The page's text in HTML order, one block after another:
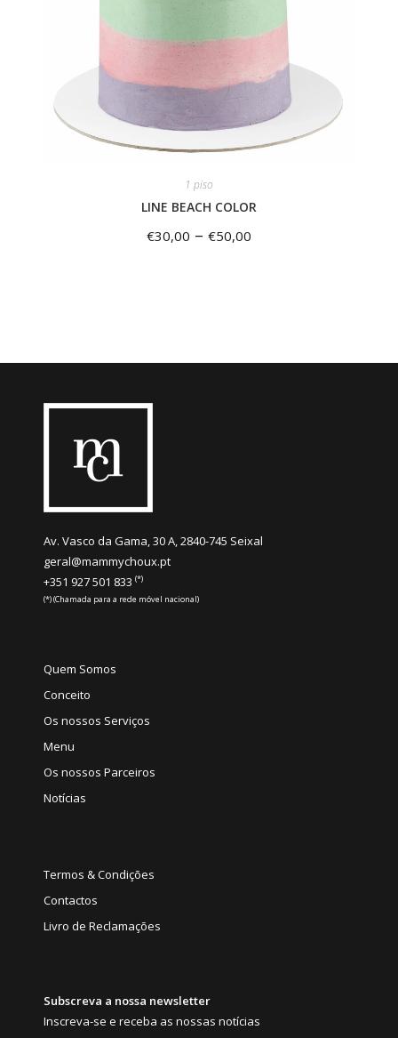
1 piso
LINE BEACH COLOR
€30,00 – €50,00
Av. Vasco da Gama, 30 A, 2840-745 Seixal
geral@mammychoux.pt
+351 927 501 833 (*)
(*) (Chamada para a rede móvel nacional)
Quem Somos
Conceito
Os nossos Serviços
Menu
Os nossos Parceiros
Notícias
Termos & Condições
Contactos
Livro de Reclamações
Subscreva a nossa newsletter
Inscreva-se e receba as nossas notícias